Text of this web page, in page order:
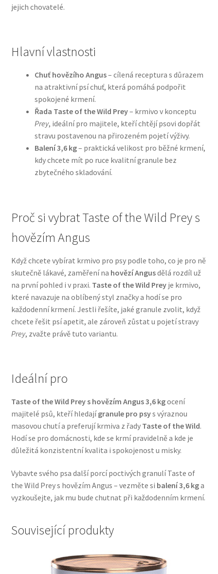
Natural Trainer pro psy — Italské krmivo s
přírodními složkami
Happy Dog — Německá kvalita a přirozené složení
Hill’s pro psy
Hračky pro psy
Konzervy a kapsičky pro psy
Oblečky pro psy
Pamlsky pro psy
Pelíšky pro psy
Ortopedické pelíšky
Přepravky pro psy
Purizon pro psy — Vysoký obsah masa, bez obilovin
Vodítka a obojky
Wolf of Wilderness
jejich chovatelé.
Hlavní vlastnosti
Chuť hovězího Angus– cílená receptura s důrazem
na atraktivní psí chuť, která pomáhá podpořit
spokojené krmení.
Řada Taste of the Wild Prey– krmivo v konceptu
Prey, ideální pro majitele, kteří chtějí psovi dopřát
stravu postavenou na přirozeném pojetí výživy.
Balení 3,6 kg– praktická velikost pro běžné krmení,
kdy chcete mít po ruce kvalitní granule bez
zbytečného skladování.
Proč si vybrat Taste of the Wild Prey s
hovězím Angus
Když chcete vybírat krmivo pro psy podle toho, co je pro ně
skutečně lákavé, zaměření na hovězí Angusdělá rozdíl už
na první pohled i v praxi. Taste of the Wild Preyje krmivo,
které navazuje na oblíbený styl značky a hodí se pro
každodenní krmení. Jestli řešíte, jaké granule zvolit, když
chcete řešit psí apetit, ale zároveň zůstat u pojetí stravy
Prey, zvažte právě tuto variantu.
Ideální pro
Taste of the Wild Prey s hovězím Angus 3,6 kgocení
majitelé psů, kteří hledajígranule pro psys výraznou
masovou chutí a preferují krmiva z řady Taste of the Wild.
Hodí se pro domácnosti, kde se krmí pravidelně a kde je
důležitá konzistentní kvalita i spokojenost u misky.
Vybavte svého psa další porcí poctivých granulí Taste of
the Wild Prey s hovězím Angus – vezměte si balení 3,6 kga
vyzkoušejte, jak mu bude chutnat při každodenním krmení.
Související produkty